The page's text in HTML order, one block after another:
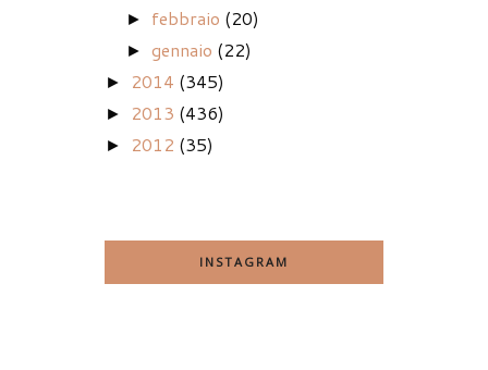
► febbraio (20)
►gennaio (22)
► 2014 (345)
► 2013 (436)
► 2012 (35)
INSTAGRAM